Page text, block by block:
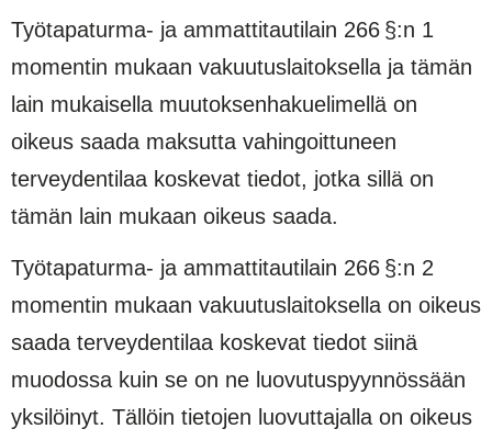
Työtapaturma- ja ammattitautilain 266 §:n 1
momentin mukaan vakuutuslaitoksella ja tämän
lain mukaisella muutoksenhakuelimellä on
oikeus saada maksutta vahingoittuneen
terveydentilaa koskevat tiedot, jotka sillä on
tämän lain mukaan oikeus saada.
Työtapaturma- ja ammattitautilain 266 §:n 2
momentin mukaan vakuutuslaitoksella on oikeus
saada terveydentilaa koskevat tiedot siinä
muodossa kuin se on ne luovutuspyynnössään
yksilöinyt. Tällöin tietojen luovuttajalla on oikeus